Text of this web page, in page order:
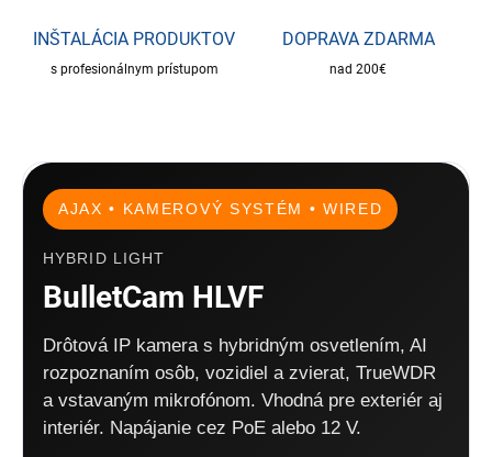
INŠTALÁCIA PRODUKTOV
s profesionálnym prístupom
DOPRAVA ZDARMA
nad 200€
AJAX • KAMEROVÝ SYSTÉM • WIRED
HYBRID LIGHT
BulletCam HLVF
Drôtová IP kamera s hybridným osvetlením, AI
rozpoznaním osôb, vozidiel a zvierat, TrueWDR
a vstavaným mikrofónom. Vhodná pre exteriér aj
interiér. Napájanie cez PoE alebo 12 V.